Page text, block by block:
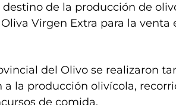
destino de la producción de
Virgen Extra para la venta
del Olivo se realizaron
la producción olivícola,
de comida.